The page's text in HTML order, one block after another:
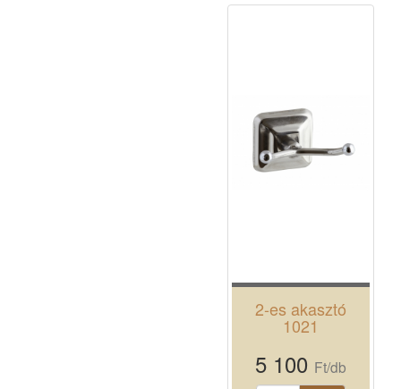
2-es akasztó
1021
5 100 Ft/db